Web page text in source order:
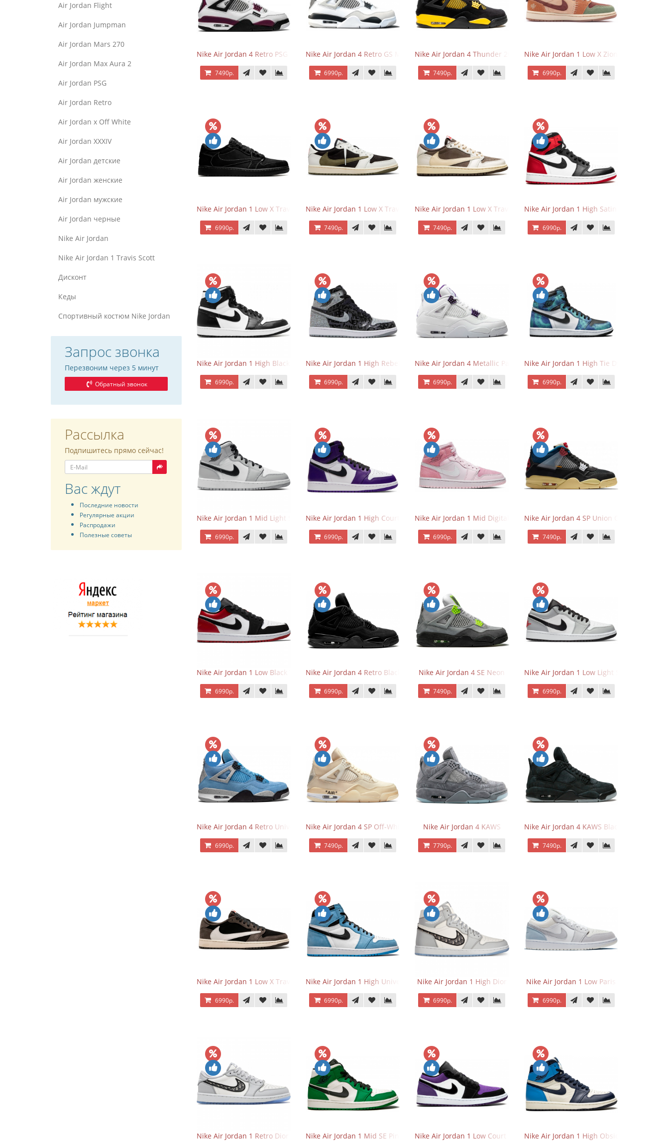
Air Jordan Flight
Air Jordan Jumpman
Air Jordan Mars 270
Air Jordan Max Aura 2
Air Jordan PSG
Air Jordan Retro
Air Jordan x Off White
Air Jordan XXXIV
Air Jordan детские
Air Jordan женские
Air Jordan мужские
Air Jordan черные
Nike Air Jordan
Nike Air Jordan 1 Travis Scott
Дисконт
Кеды
Спортивный костюм Nike Jordan
Запрос звонка
Перезвоним через 5 минут
Обратный звонок
Рассылка
Подпишитесь прямо сейчас!
Вас ждут
Последние новости
Регулярные акции
Распродажи
Полезные советы
Nike Air Jordan 4 Retro PSG Paris Saint-Germain
7490р.
Nike Air Jordan 4 Retro GS Military Black
6990р.
Nike Air Jordan 4 Thunder 2023
7490р.
Nike Air Jordan 1 Low X Zion Williamson
6990р.
Nike Air Jordan 1 Low X Travis Scott Black Phantom
6990р.
Nike Air Jordan 1 Low X Travis Scott Olive
7490р.
Nike Air Jordan 1 Low X Travis Scott Reverse Mocha
7490р.
Nike Air Jordan 1 High Satin Black Toe
6990р.
Nike Air Jordan 1 High Black/White
6990р.
Nike Air Jordan 1 High Rebellionaire
6990р.
Nike Air Jordan 4 Metallic Pack Purple
6990р.
Nike Air Jordan 1 High Tie Dye
6990р.
Nike Air Jordan 1 Mid Light Smoke Grey
6990р.
Nike Air Jordan 1 High Court Purple 2.0
6990р.
Nike Air Jordan 1 Mid Digital Pink
6990р.
Nike Air Jordan 4 SP Union Off Noir
7490р.
Nike Air Jordan 1 Low Black Toe
6990р.
Nike Air Jordan 4 Retro Black Cat
6990р.
Nike Air Jordan 4 SE Neon
7490р.
Nike Air Jordan 1 Low Light Smoke Grey
6990р.
Nike Air Jordan 4 Retro University Blue
6990р.
Nike Air Jordan 4 SP Off-White Sail
7490р.
Nike Air Jordan 4 KAWS
7790р.
Nike Air Jordan 4 KAWS Black
7490р.
Nike Air Jordan 1 Low X Travis Scott
6990р.
Nike Air Jordan 1 High University Blue
6990р.
Nike Air Jordan 1 High Dior
6990р.
Nike Air Jordan 1 Low Paris
6990р.
Nike Air Jordan 1 Retro Dior Low Nike Air Jordan 1 Mid SE Pine GreenNike Air Jordan 1 Low Court PurpleNike Air Jordan 1 High Obsidian University